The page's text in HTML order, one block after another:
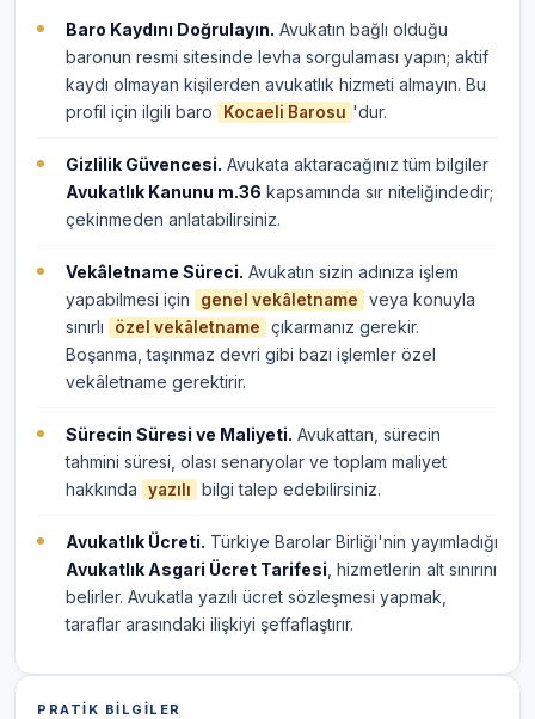
Baro Kaydını Doğrulayın. Avukatın bağlı olduğu
baronun resmi sitesinde levha sorgulaması yapın; aktif
kaydı olmayan kişilerden avukatlık hizmeti almayın. Bu
profil için ilgili baro
Kocaeli Barosu 'dur.
Gizlilik Güvencesi. Avukata aktaracağınız tüm bilgiler
Avukatlık Kanunu m.36 kapsamında sır niteliğindedir;
çekinmeden anlatabilirsiniz.
Vekâletname Süreci. Avukatın sizin adınıza işlem
yapabilmesi için
genel vekâletname
veya konuyla
sınırlı
özel vekâletname
çıkarmanız gerekir.
Boşanma, taşınmaz devri gibi bazı işlemler özel
vekâletname gerektirir.
Sürecin Süresi ve Maliyeti. Avukattan, sürecin
tahmini süresi, olası senaryolar ve toplam maliyet
hakkında
yazılı bilgi talep edebilirsiniz.
Avukatlık Ücreti. Türkiye Barolar Birliği'nin yayımladığı
Avukatlık Asgari Ücret Tarifesi , hizmetlerin alt sınırını
belirler. Avukatla yazılı ücret sözleşmesi yapmak,
taraflar arasındaki ilişkiyi şeffaflaştırır.
PRATIK BILGILER